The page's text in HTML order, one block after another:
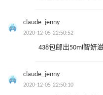
claude_jenny
2020-12-05 22:50:52
438包邮出50ml智妍
claude_jenny
2020-12-05 22:50:10